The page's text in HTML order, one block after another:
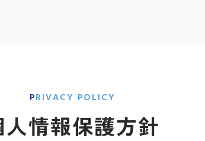
PRIVACY POLICY
人情報保護方針